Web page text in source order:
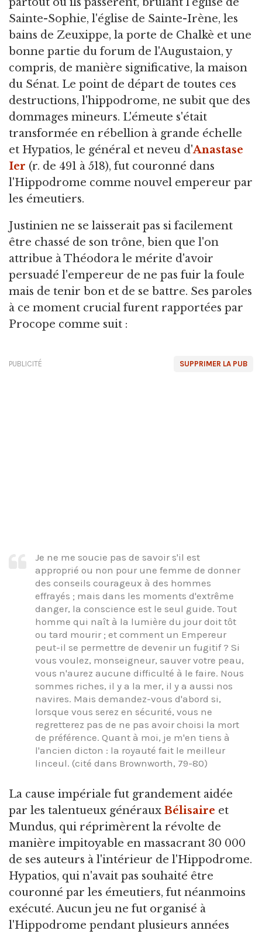
Sainte-Sophie, l'église de Sainte-Irène, les
bains de Zeuxippe, la porte de Chalkè et une
bonne partie du forum de l'Augustaion, y
compris, de manière significative, la maison
du Sénat. Le point de départ de toutes ces
destructions, l'hippodrome, ne subit que des
dommages mineurs. L'émeute s'était
transformée en rébellion à grande échelle
et Hypatios, le général et neveu d'Anastase
Ier (r. de 491 à 518), fut couronné dans
l'Hippodrome comme nouvel empereur par
les émeutiers.
Justinien ne se laisserait pas si facilement
être chassé de son trône, bien que l'on
attribue à Théodora le mérite d'avoir
persuadé l'empereur de ne pas fuir la foule
mais de tenir bon et de se battre. Ses paroles
à ce moment crucial furent rapportées par
Procope comme suit :
SUPPRIMER LA PUB
PUBLICITÉ
Je ne me soucie pas de savoir s'il est
approprié ou non pour une femme de donner
des conseils courageux à des hommes
effrayés ; mais dans les moments d'extrême
danger, la conscience est le seul guide. Tout
homme qui naît à la lumière du jour doit tôt
ou tard mourir ; et comment un Empereur
peut-il se permettre de devenir un fugitif ? Si
vous voulez, monseigneur, sauver votre peau,
vous n'aurez aucune difficulté à le faire. Nous
sommes riches, il y a la mer, il y a aussi nos
navires. Mais demandez-vous d'abord si,
lorsque vous serez en sécurité, vous ne
regretterez pas de ne pas avoir choisi la mort
de préférence. Quant à moi, je m'en tiens à
l'ancien dicton : la royauté fait le meilleur
linceul. (cité dans Brownworth, 79-80)
La cause impériale fut grandement aidée
par les talentueux généraux Bélisaire et
Mundus, qui réprimèrent la révolte de
manière impitoyable en massacrant 30 000
de ses auteurs à l'intérieur de l'Hippodrome.
Hypatios, qui n'avait pas souhaité être
couronné par les émeutiers, fut néanmoins
exécuté. Aucun jeu ne fut organisé à
l'Hippodrome pendant plusieurs années